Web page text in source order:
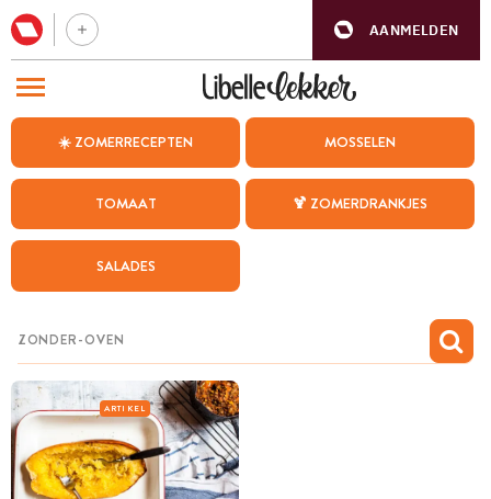
AANMELDEN
☀️ ZOMERRECEPTEN MOSSELEN
TOMAAT 🍹 ZOMERDRANKJES
SALADES
ARTIKEL
BEZOEK ONZE ANDERE WEBSITES
WEEKMENU
CHAT MET MAIA
MIJN BEWAARDE RECEPTEN